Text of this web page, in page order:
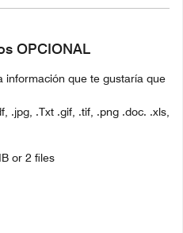
OPCIONAL
información que te gustaría que
.jpg, .Txt .gif, .tif, .png .doc. .xls,
or 2 files